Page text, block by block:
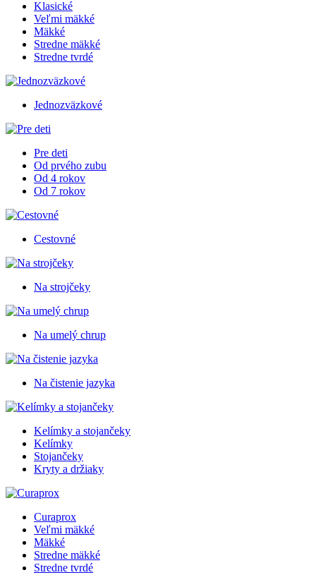
Klasické
Veľmi mäkké
Mäkké
Stredne mäkké
Stredne tvrdé
Jednozväzkové
Pre deti
Od prvého zubu
Od 4 rokov
Od 7 rokov
Cestovné
Na strojčeky
Na umelý chrup
Na čistenie jazyka
Kelímky a stojančeky
Kelímky
Stojančeky
Kryty a držiaky
Curaprox
Veľmi mäkké
Mäkké
Stredne mäkké
Stredne tvrdé